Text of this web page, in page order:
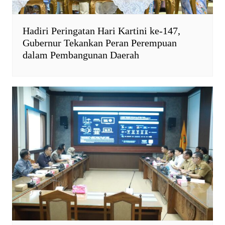
Hadiri Peringatan Hari Kartini ke-147,
Gubernur Tekankan Peran Perempuan
dalam Pembangunan Daerah